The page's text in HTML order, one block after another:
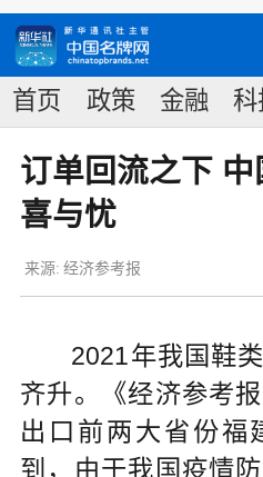
首页 政策 金融 科
订单回流之下
喜与忧
来源: 经济参考报
2021年我国鞋
齐升。《经济参考
出口前两大省份福
到，由于我国疫情